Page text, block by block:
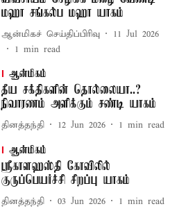
மஹா சங்கல்ப மஹா யாகம்
ஆன்மிகச் செய்திப்பிரிவு
11 Jul 2026
1 min read
ஆன்மிகம்
தீய சக்திகளின் தொல்லையா..?
நிவாரணம் அளிக்கும் சண்டி யாகம்
தினத்தந்தி 12 Jun 2026 1 min read
ஆன்மிகம்
ஸ்ரீகாளஹஸ்தி கோவிலில்
குருப்பெயர்ச்சி சிறப்பு யாகம்
தினத்தந்தி 03 Jun 2026 1 min read